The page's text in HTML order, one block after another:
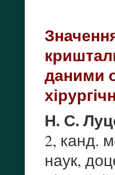
даними
Н. С.
2, канд.
наук,